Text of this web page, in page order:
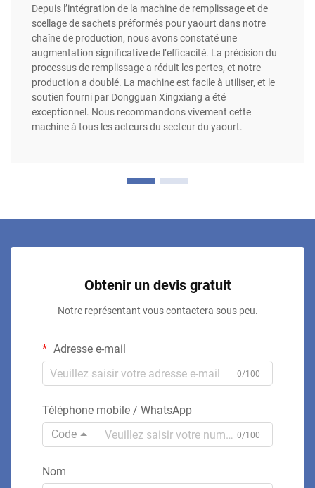
Depuis l’intégration de la machine de remplissage et de
scellage de sachets préformés pour yaourt dans notre
chaîne de production, nous avons constaté une
augmentation significative de l’efficacité. La précision du
processus de remplissage a réduit les pertes, et notre
production a doublé. La machine est facile à utiliser, et le
soutien fourni par Dongguan Xingxiang a été
exceptionnel. Nous recommandons vivement cette
machine à tous les acteurs du secteur du yaourt.
Obtenir un devis gratuit
Notre représentant vous contactera sous peu.
Adresse e-mail
0/100
Téléphone mobile / WhatsApp
Code
0/100
Nom